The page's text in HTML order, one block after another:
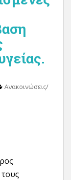
Ανακοινώσεις/